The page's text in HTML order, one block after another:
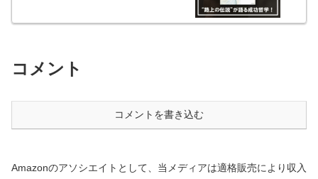
コメント
コメントを書き込む
Amazonのアソシエイトとして、当メディアは適格販売により収入